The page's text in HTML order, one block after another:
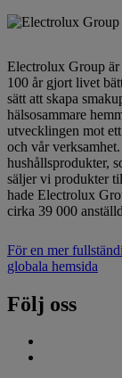
Electrolux Group är
100 år gjort livet
sätt att skapa
hälsosammare
utvecklingen mot
och vår
hushållsprodukter,
säljer vi produkter
hade Electrolux
cirka 39 000
För en mer
globala hemsida
Följ oss